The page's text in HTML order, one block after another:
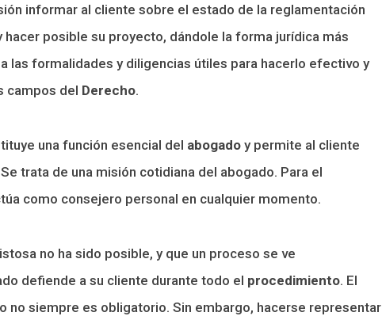
informar al cliente sobre el estado de la reglamentación
hacer posible su proyecto, dándole la forma jurídica más
las formalidades y diligencias útiles para hacerlo efectivo y
campos del Derecho.
una función esencial del abogado y permite al cliente
trata de una misión cotidiana del abogado. Para el
como consejero personal en cualquier momento.
no ha sido posible, y que un proceso se ve
defiende a su cliente durante todo el procedimiento. El
no siempre es obligatorio. Sin embargo, hacerse representar